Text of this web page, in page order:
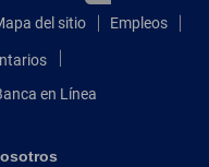
del sitio Empleos
comentarios
en Línea